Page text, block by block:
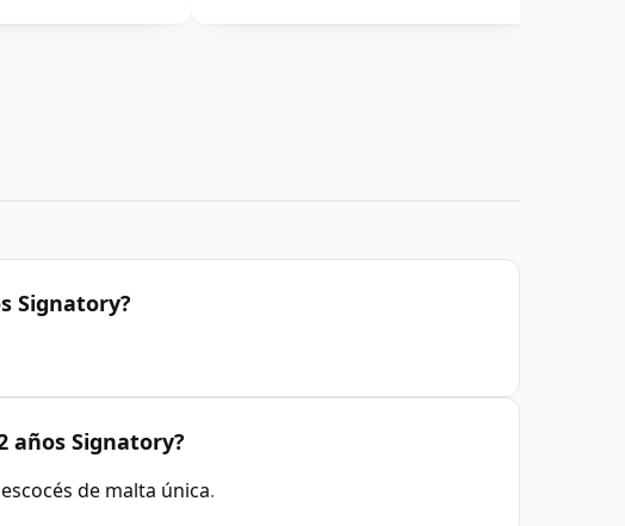
Signatory?
años Signatory?
de malta única.